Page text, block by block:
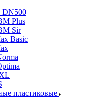
DN500
Plus
Sir
Basic
пластиковые